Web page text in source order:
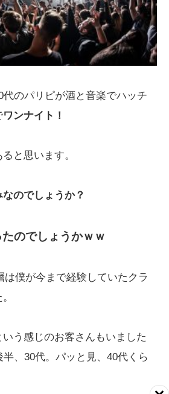
代のパリピが酒と音楽でハッチ
ワンナイト！
と思います。
のでしょうか？
のでしょうかｗｗ
は僕が今まで経験していたクラ
う感じのお客さんもいました
、30代。パッと見、40代くら